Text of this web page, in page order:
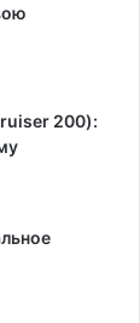
200):